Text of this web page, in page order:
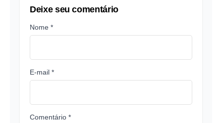
Deixe seu comentário
Nome *
E-mail *
Comentário *